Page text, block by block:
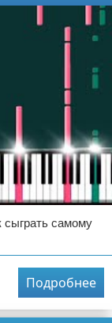
самому
Подробнее